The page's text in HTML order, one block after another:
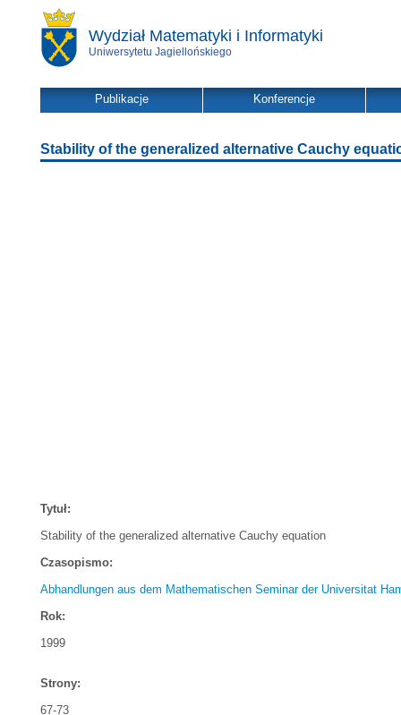
Wydział Matematyki i Informatyki
Uniwersytetu Jagiellońskiego
Publikacje Konferencje
Stability of the generalized alternative Cauchy
Tytuł:
Stability of the generalized alternative Cauchy equation
Czasopismo:
Abhandlungen aus dem Mathematischen Seminar der Universitat
Rok:
1999
Strony:
67-73